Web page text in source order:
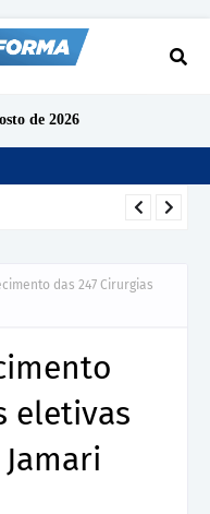
de 2026
das 247 Cirurgias
eletivas